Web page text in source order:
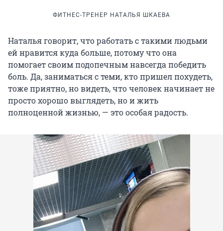
ФИТНЕС-ТРЕНЕР НАТАЛЬЯ ШКАЕВА
Наталья говорит, что работать с такими людьми
ей нравится куда больше, потому что она
помогает своим подопечным навсегда победить
боль. Да, заниматься с теми, кто пришел похудеть,
тоже приятно, но видеть, что человек начинает не
просто хорошо выглядеть, но и жить
полноценной жизнью, — это особая радость.